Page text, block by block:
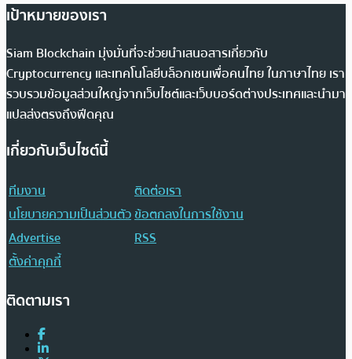
เป้าหมายของเรา
Siam Blockchain มุ่งมั่นที่จะช่วยนำเสนอสารเกี่ยวกับ
Cryptocurrency และเทคโนโลยีบล็อกเชนเพื่อคนไทย ในภาษาไทย เรา
รวบรวมข้อมูลส่วนใหญ่จากเว็บไซต์และเว็บบอร์ดต่างประเทศและนำมา
แปลส่งตรงถึงฟีดคุณ
เกี่ยวกับเว็บไซต์นี้
ทีมงาน
ติดต่อเรา
นโยบายความเป็นส่วนตัวข้อตกลงในการใช้งาน
Advertise
RSS
ตั้งค่าคุกกี้
ติดตามเรา